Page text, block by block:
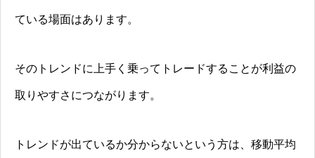
ている場面はあります。
そのトレンドに上手く乗ってトレードすることが利益の
取りやすさにつながります。
トレンドが出ているか分からないという方は、移動平均